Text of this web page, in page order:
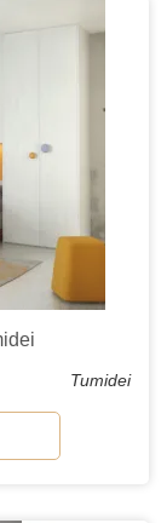
Tumidei